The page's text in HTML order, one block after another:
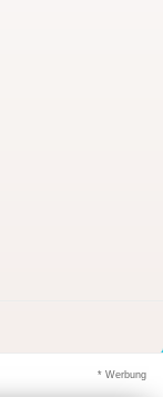
* Werbung